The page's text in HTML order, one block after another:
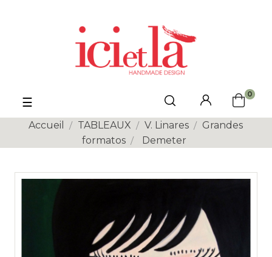
Basculer
la
navigation
☰
0
Accueil TABLEAUX V. Linares
Grandes
formatos
Demeter